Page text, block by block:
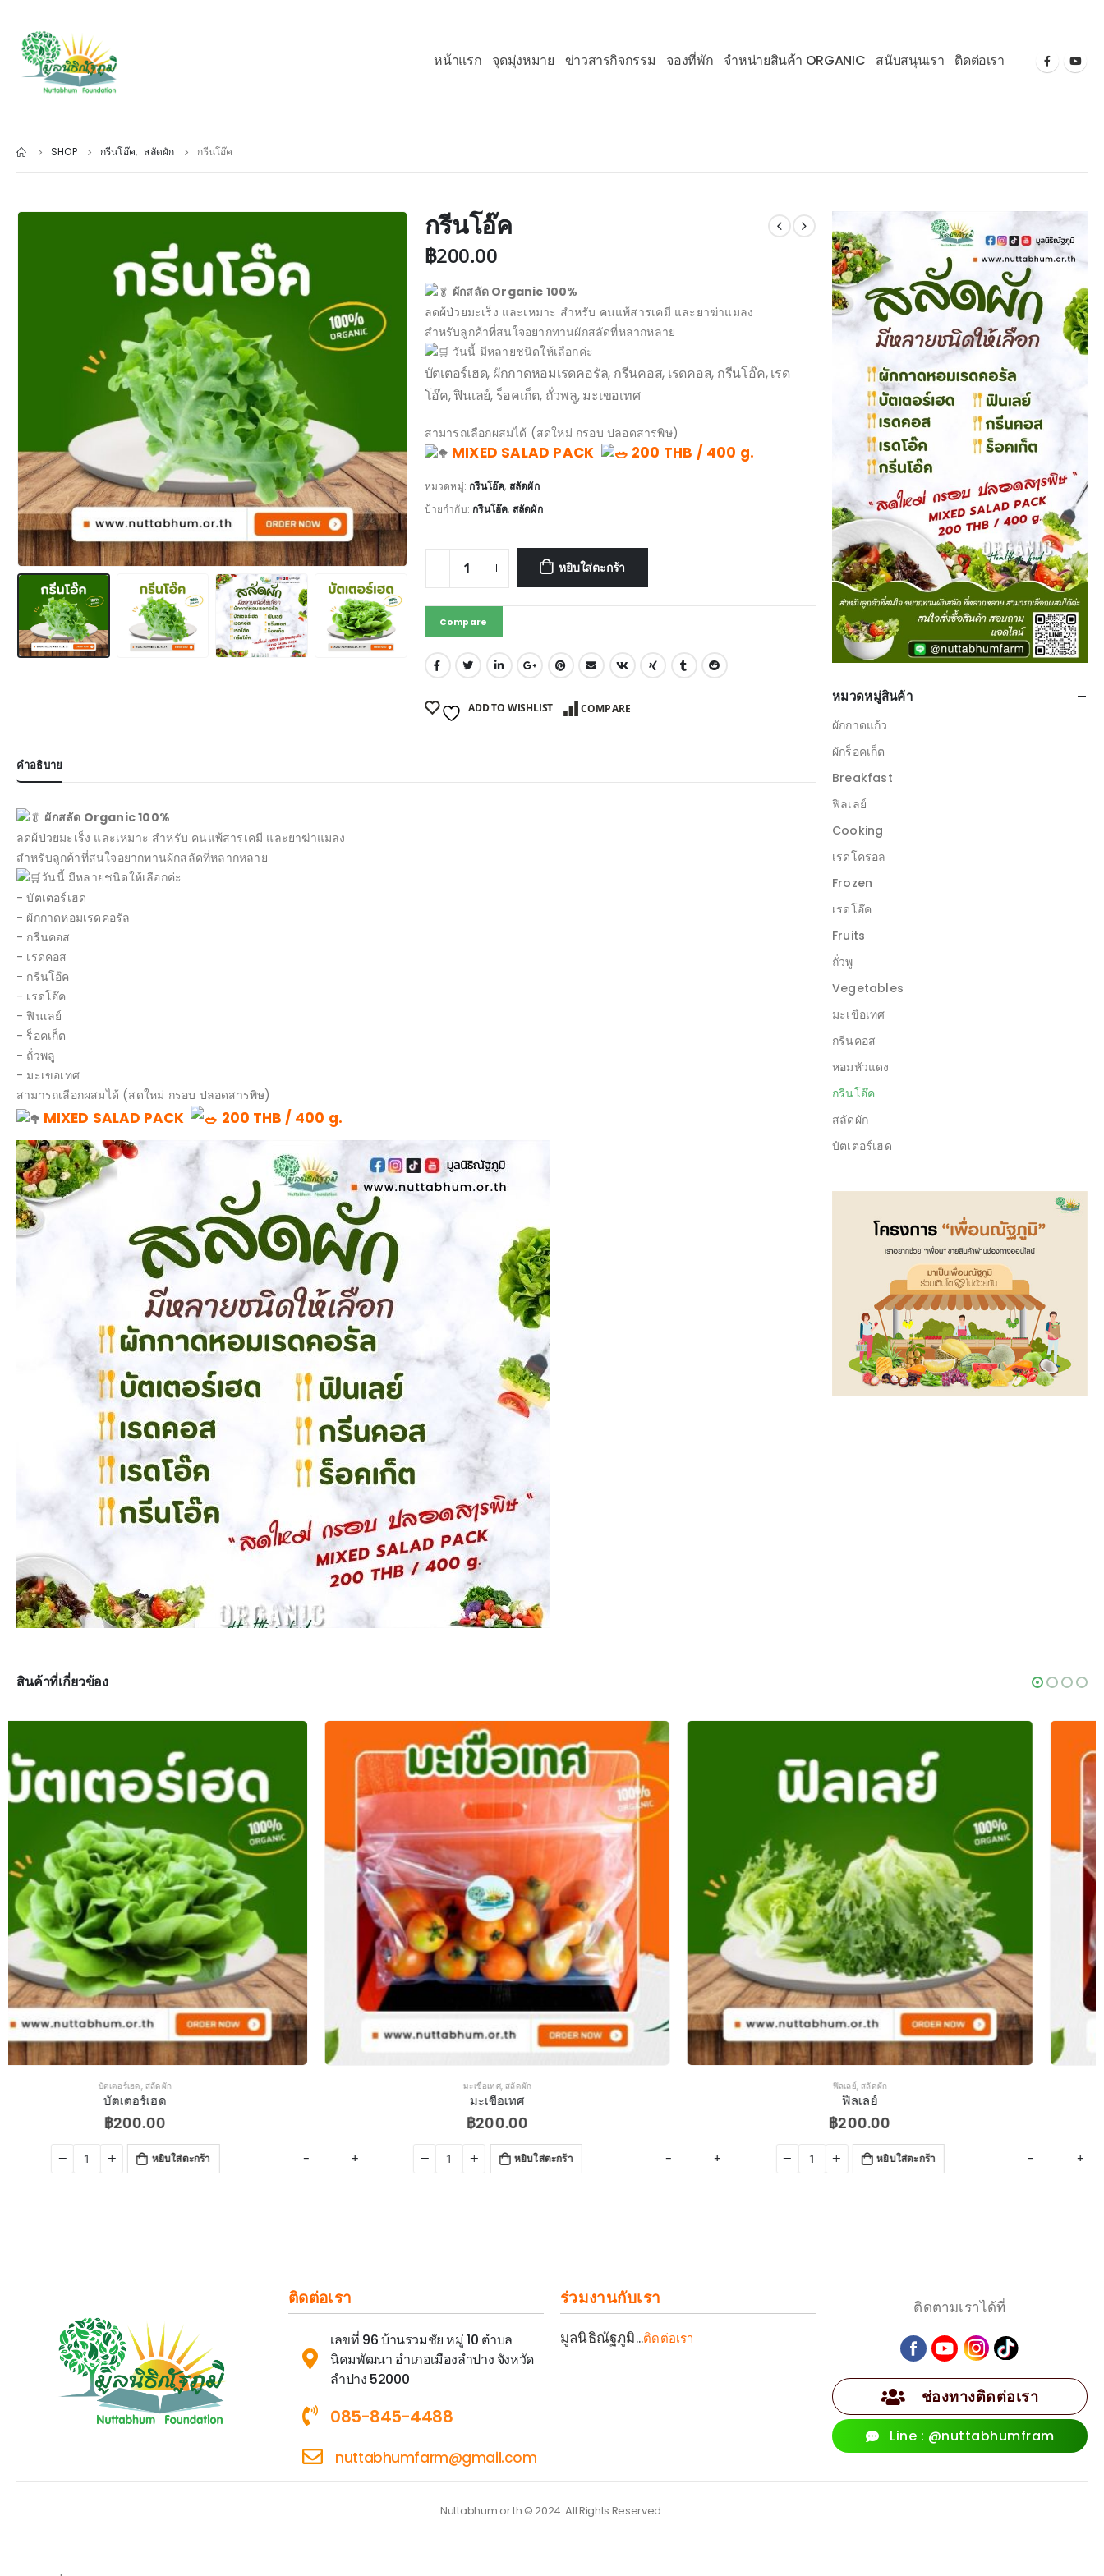
หน้าแรก จุดมุ่งหมาย ข่าวสารกิจกรรม จองที่พัก จำหน่ายสินค้า ORGANIC สนับสนุนเรา ติดต่อเรา
SHOP กรีนโอ๊ค, สลัดผัก กรีนโอ๊ค
กรีนโอ๊ค
฿200.00
ผักสลัด Organic 100%
ลดผ้ป่วยมะเร็ง และเหมาะ สำหรับ คนแพ้สารเคมี และยาฆ่าแมลง
สำหรับลูกค้าที่สนใจอยากทานผักสลัดที่หลากหลาย
วันนี้ มีหลายชนิดให้เลือกค่ะ
บัตเตอร์เฮด, ผักกาดหอมเรดคอรัล, กรีนคอส, เรดคอส, กรีนโอ๊ค, เรด
โอ๊ค, ฟินเลย์, ร็อคเก็ต, ถั่วพลู, มะเขอเทศ
สามารถเลือกผสมได้ (สดใหม่ กรอบ ปลอดสารพิษ)
MIXED SALAD PACK 200 THB / 400 g.
หมวดหมู่:กรีนโอ๊ค, สลัดผัก
ป้ายกำกับ:กรีนโอ๊ค, สลัดผัก
หยิบใส่ตะกร้า
Compare
ADD TO WISHLIST COMPARE
คำอธิบาย
ผักสลัด Organic 100%
ลดผ้ป่วยมะเร็ง และเหมาะ สำหรับ คนแพ้สารเคมี และยาฆ่าแมลง
สำหรับลูกค้าที่สนใจอยากทานผักสลัดที่หลากหลาย
วันนี้ มีหลายชนิดให้เลือกค่ะ
- บัตเตอร์เฮด
- ผักกาดหอมเรดคอรัล
- กรีนคอส
- เรดคอส
- กรีนโอ๊ค
- เรดโอ๊ค
- ฟินเลย์
- ร็อคเก็ต
- ถั่วพลู
- มะเขอเทศ
สามารถเลือกผสมได้ (สดใหม่ กรอบ ปลอดสารพิษ)
MIXED SALAD PACK 200 THB / 400 g.
หมวดหมู่สินค้า
ผักกาดแก้ว
ผักร็อคเก็ต
Breakfast
ฟิลเลย์
Cooking
เรดโครอล
Frozen
เรดโอ๊ค
Fruits
ถั่วพู
Vegetables
มะเขือเทศ
กรีนคอส
หอมหัวแดง
กรีนโอ๊ค
สลัดผัก
บัตเตอร์เฮด
สินค้าที่เกี่ยวข้อง
มะเขือเทศ
มะเขือเทศ
฿
หยิบใส่ตะกร้า
ฟิลเลย์
฿
หยิบใส่ตะกร้า
สลัดผัก
฿
หยิบใส่ตะกร้า
-
ติดต่อเรา
เลขที่ 96 บ้านรวมชัย หมู่ 10 ตำบล
นิคมพัฒนา อำเภอเมืองลำปาง จังหวัด
ลำปาง 52000
085-845-4488
nuttabhumfarm@gmail.com
ร่วมงานกับเรา
มูลนิธิณัฐภูมิ...ติดต่อเรา
ติดตามเราได้ที่
ช่องทางติดต่อเรา
Line : @nuttabhumfram
Nuttabhum.or.th © 2024. All Rights Reserved.
to compare